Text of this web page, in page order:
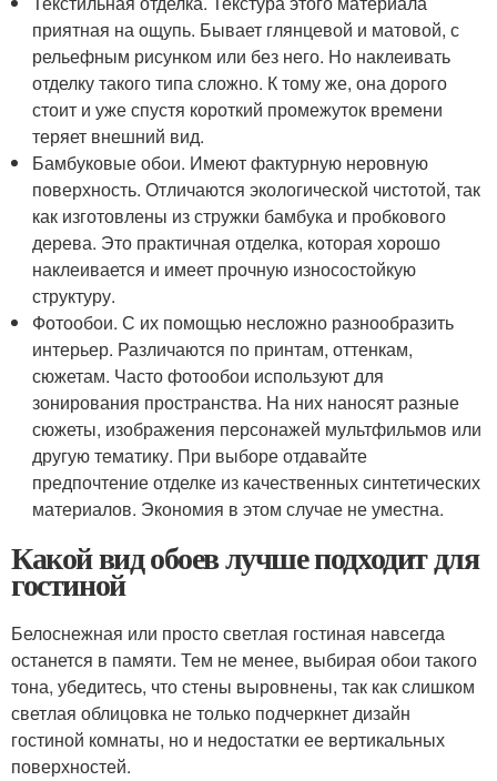
приятная на ощупь. Бывает глянцевой и матовой, с
рельефным рисунком или без него. Но наклеивать
отделку такого типа сложно. К тому же, она дорого
стоит и уже спустя короткий промежуток времени
теряет внешний вид.
Бамбуковые обои. Имеют фактурную неровную
поверхность. Отличаются экологической чистотой, так
как изготовлены из стружки бамбука и пробкового
дерева. Это практичная отделка, которая хорошо
наклеивается и имеет прочную износостойкую
структуру.
Фотообои. С их помощью несложно разнообразить
интерьер. Различаются по принтам, оттенкам,
сюжетам. Часто фотообои используют для
зонирования пространства. На них наносят разные
сюжеты, изображения персонажей мультфильмов или
другую тематику. При выборе отдавайте
предпочтение отделке из качественных синтетических
материалов. Экономия в этом случае не уместна.
Какой вид обоев лучше подходит для
гостиной
Белоснежная или просто светлая гостиная навсегда
останется в памяти. Тем не менее, выбирая обои такого
тона, убедитесь, что стены выровнены, так как слишком
светлая облицовка не только подчеркнет дизайн
гостиной комнаты, но и недостатки ее вертикальных
поверхностей.